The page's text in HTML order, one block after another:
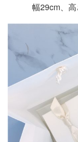
幅29cm、